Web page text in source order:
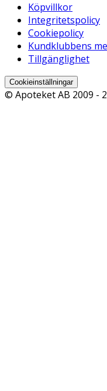
Köpvillkor
Integritetspolicy
Cookiepolicy
Kundklubbens
Tillgänglighet
Cookieinställningar
© Apoteket AB 2009 -